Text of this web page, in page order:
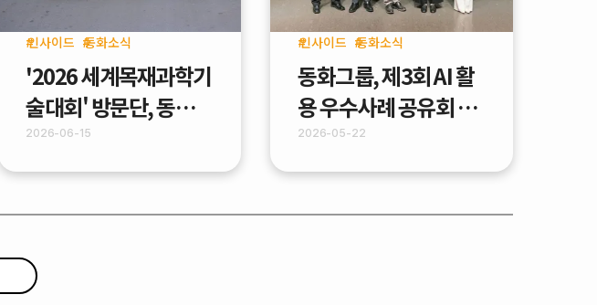
인사이드 동화소식
'2026 세계목재과학기
술대회' 방문단, 동화기
업 PB공장 견학
2026-06-15
인사이드 동화소식
동화그룹, 제3회 AI 활
용 우수사례 공유회 개
최 - "Work Smarter
With AI"
2026-05-22